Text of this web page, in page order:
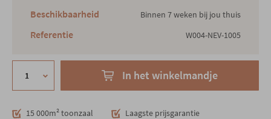
Beschikbaarheid Binnen 7 weken bij jou thuis
Referentie W004-NEV-1005
In het winkelmandje
15 000m² toonzaal
Laagste prijsgarantie